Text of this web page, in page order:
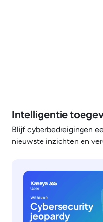
Intelligentie
Blijf cyberbedreigingen
nieuwste inzichten en